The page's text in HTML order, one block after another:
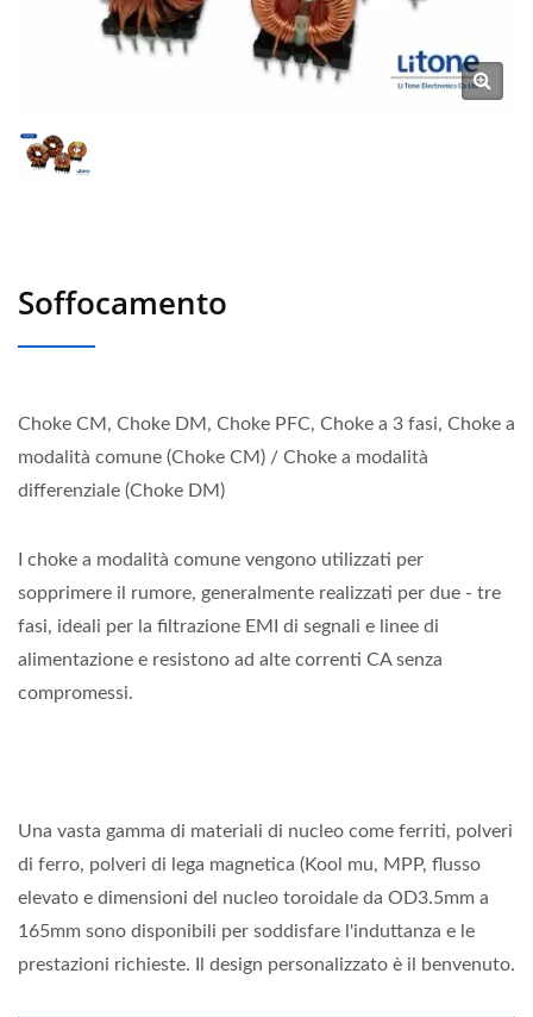
Soffocamento
Choke CM, Choke DM, Choke PFC, Choke a 3 fasi, Choke a
modalità comune (Choke CM) / Choke a modalità
differenziale (Choke DM)
I choke a modalità comune vengono utilizzati per
sopprimere il rumore, generalmente realizzati per due - tre
fasi, ideali per la filtrazione EMI di segnali e linee di
alimentazione e resistono ad alte correnti CA senza
compromessi.
Una vasta gamma di materiali di nucleo come ferriti, polveri
di ferro, polveri di lega magnetica (Kool mu, MPP, flusso
elevato e dimensioni del nucleo toroidale da OD3.5mm a
165mm sono disponibili per soddisfare l'induttanza e le
prestazioni richieste. Il design personalizzato è il benvenuto.